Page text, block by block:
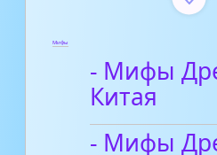
Мифы
- Мифы
Китая
- Мифы